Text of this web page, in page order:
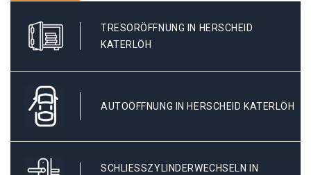
TRESORÖFFNUNG IN HERSCHEID
KATERLÖH
AUTOÖFFNUNG IN HERSCHEID KATERLÖH
SCHLIESSZYLINDERWECHSELN IN H